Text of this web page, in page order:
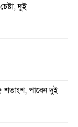
দুই
শতাংশ, পাবেন দুই